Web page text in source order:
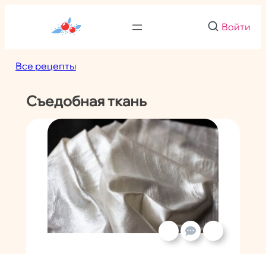
Войти
Все рецепты
Съедобная ткань